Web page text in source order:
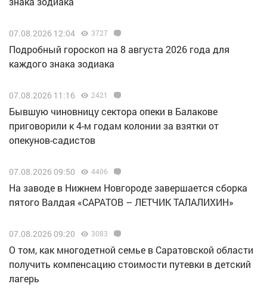
07.08.2026 12:04 3727
Подробный гороскоп на 8 августа 2026 года для
каждого знака зодиака
07.08.2026 11:16 2421
Бывшую чиновницу сектора опеки в Балакове
приговорили к 4-м годам колонии за взятки от
опекунов-садистов
07.08.2026 09:50 4406
Н️а заводе в Нижнем Новгороде завершается сборка
пятого Валдая «САРАТОВ – ЛЕТЧИК ТАЛАЛИХИН»
07.08.2026 09:20 3083
О том, как многодетной семье в Саратовской области
получить компенсацию стоимости путевки в детский
лагерь